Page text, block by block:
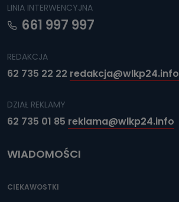
LINIA INTERWENCYJNA
661 997 997
REDAKCJA
62 735 22 22 redakcja@wlkp24.info
DZIAŁ REKLAMY
62 735 01 85 reklama@wlkp24.info
WIADOMOŚCI
CIEKAWOSTKI